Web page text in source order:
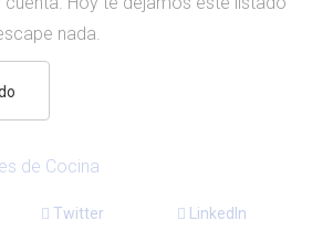
nada.
de Cocina
Twitter LinkedIn